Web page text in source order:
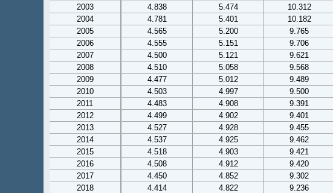
2003
4.838 5.474 10.312
2004
4.781 5.401 10.182
2005
4.565 5.200 9.765
2006
4.555 5.151 9.706
2007
4.500 5.121 9.621
2008
4.510 5.058 9.568
2009
4.477 5.012 9.489
2010
4.503 4.997 9.500
2011
4.483 4.908 9.391
2012
4.499 4.902 9.401
2013
4.527 4.928 9.455
2014
4.537 4.925 9.462
2015
4.518 4.903 9.421
2016
4.508 4.912 9.420
2017
4.450 4.852 9.302
2018
4.414 4.822 9.236